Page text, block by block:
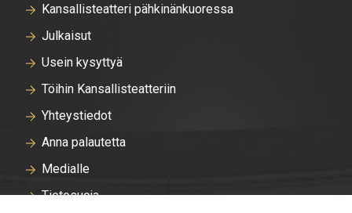
Kansallisteatteri pähkinänkuoressa
Julkaisut
Usein kysyttyä
Töihin Kansallisteatteriin
Yhteystiedot
Anna palautetta
Medialle
Tietosuoja